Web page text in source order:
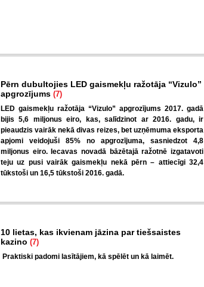
Pērn dubultojies LED gaismekļu ražotāja “Vizulo”
apgrozījums (7)
LED gaismekļu ražotāja “Vizulo” apgrozījums 2017. gadā
bijis 5,6 miljonus eiro, kas, salīdzinot ar 2016. gadu, ir
pieaudzis vairāk nekā divas reizes, bet uzņēmuma eksporta
apjomi veidojuši 85% no apgrozījuma, sasniedzot 4,8
miljonus eiro. Iecavas novadā bāzētajā ražotnē izgatavoti
teju uz pusi vairāk gaismekļu nekā pērn – attiecīgi 32,4
tūkstoši un 16,5 tūkstoši 2016. gadā.
10 lietas, kas ikvienam jāzina par tiešsaistes
kazino (7)
Praktiski padomi lasītājiem, kā spēlēt un kā laimēt.